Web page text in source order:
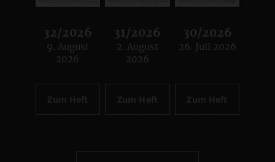
32/2026
:
9. August
2026
Zum Heft
31/2026
:
2. August
2026
Zum Heft
30/2026
:
26. Juli 2026
Zum Heft